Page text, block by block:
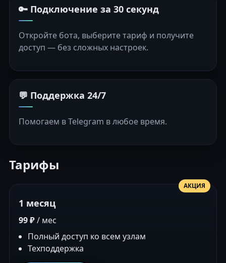
🔑 Подключение за 30 секунд
Откройте бота, выберите тариф и получите
доступ — без сложных настроек.
💬 Поддержка 24/7
Помогаем в Telegram в любое время.
Тарифы
АКЦИЯ
1 месяц
99 ₽/ мес
Полный доступ ко всем узлам
Техподдержка